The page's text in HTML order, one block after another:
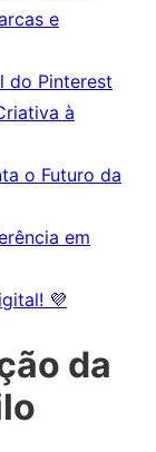
e
do Pinterest
à
o Futuro da
em
💜
da